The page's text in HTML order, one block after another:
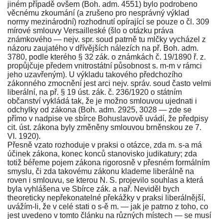
jiném případě ovšem (Boh. adm. 4551) bylo podrobeno
věcnému zkoumání (a zrušeno pro nesprávný výklad
normy mezinárodní) rozhodnutí opírající se pouze o čl. 309
mírové smlouvy Versailleské (šlo o otázku práva
známkového — nejv. spr. soud patrně tu mlčky vycházel z
názoru zaujatého v dřívějších nálezích na př. Boh. adm.
3780, podle kterého § 32 zák. o známkách č. 19/1890 ř. z.
propůjčuje předem vnitrostátní působnost s. m-m v rámci
jeho uzavřeným). U výkladu takového předchozího
zákonného zmocnění jest arci nejv. správ. soud často velmi
liberální, na př. § 19 úst. zák. č. 236/1920 o státním
občanství vykládá tak, že je možno smlouvou ujednati i
odchylky od zákona (Boh. adm. 2925, 3028 — zde se
přímo v nadpise ve sbírce Bohuslavově uvádí, že předpisy
cit. úst. zákona byly změněny smlouvou brněnskou ze 7.
VI. 1920).
Přesně vzato rozhoduje v praksi o otázce, zda m. s-a má
účinek zákona, konec konců stanovisko judikatury; zda
totiž béřeme pojem zákona rigorosně v přesném formálním
smyslu, či zda takovému zákonu klademe liberálně na
roven i smlouvu, se kterou N. S. projevilo souhlas a která
byla vyhlášena ve Sbírce zák. a nař. Neviděl bych
theoreticky nepřekonatelné překážky v praksi liberálnější,
uvážím-li, že v celé stati o s-ě m. — jak je patrno z toho, co
jest uvedeno v tomto článku na různých místech — se musí